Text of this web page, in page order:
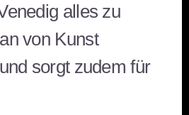
alles zu
von Kunst
sorgt zudem für